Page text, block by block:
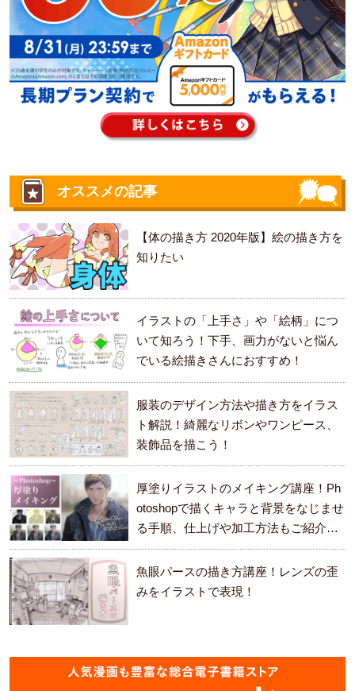
オススメの記事
【体の描き方 2020年版】絵の描き方を
知りたい
イラストの「上手さ」や「絵柄」につ
いて知ろう！下手、画力がないと悩ん
でいる絵描きさんにおすすめ！
服装のデザイン方法や描き方をイラス
ト解説！綺麗なリボンやワンピース、
装飾品を描こう！
厚塗りイラストのメイキング講座！Ph
otoshopで描くキャラと背景をなじませ
る手順、仕上げや加工方法もご紹介し
ます。
魚眼パースの描き方講座！レンズの歪
みをイラストで表現！